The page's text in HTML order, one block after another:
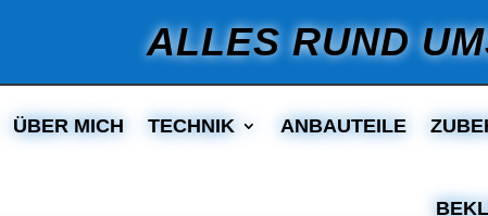
ALLES RUND
ÜBER MICH TECHNIK ANBAUTEILE